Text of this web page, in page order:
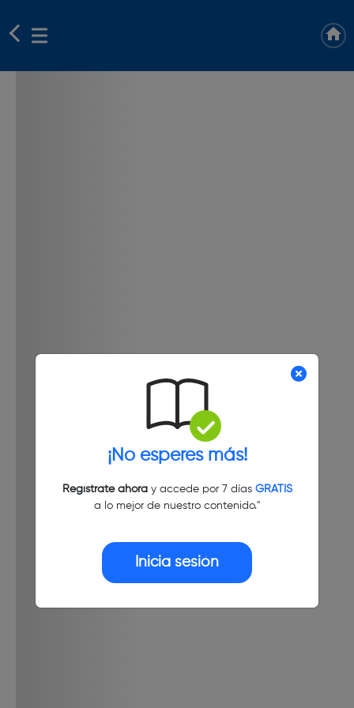
¡No esperes más!
Regístrate ahoray accede por 7 días GRATIS
a lo mejor de nuestro contenido."
Inicia sesión